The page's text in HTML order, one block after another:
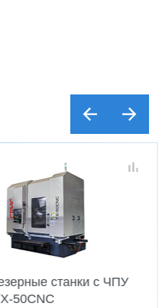
станки с ЧПУ
50CNC